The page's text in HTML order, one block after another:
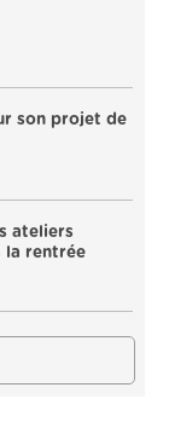
son projet de
ateliers
la rentrée